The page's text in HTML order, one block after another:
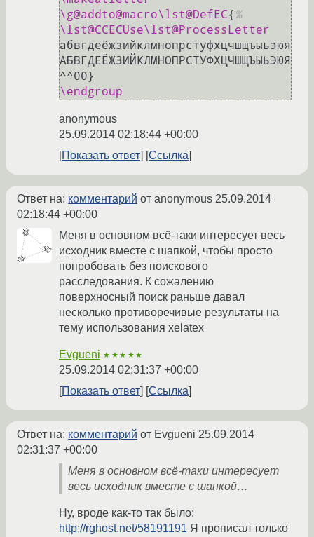
\g@addto@macro\lst@DefEC{ %
\lst@CCECUse\lst@ProcessLetter
абвгдеёжзийклмнопрстуфхцчшщъыьэюя
АБВГДЕЁЖЗИЙКЛМНОПРСТУФХЦЧШЩЪЫЬЭЮЯ
\endgroup
anonymous
25.09.2014 02:18:44 +00:00
Показать ответ
Ссылка
Ответ на: комментарий от anonymous 25.09.2014
02:18:44 +00:00
Меня в основном всё-таки интересует весь
исходник вместе с шапкой, чтобы просто
попробовать без поискового
расследования. К сожалению
поверхносный поиск раньше давал
несколько противоречивые результаты на
тему использования xelatex
Evgueni ★★★★★
25.09.2014 02:31:37 +00:00
Показать ответ
Ссылка
Ответ на: комментарий от Evgueni 25.09.2014
02:31:37 +00:00
Меня в основном всё-таки интересует
весь исходник вместе с шапкой…
Ну, вроде как-то так было:
http://rghost.net/58191191 Я прописал только